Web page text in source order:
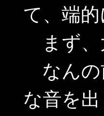
て、端
まず、
なんの
な音を